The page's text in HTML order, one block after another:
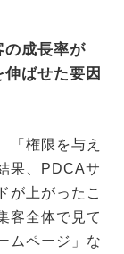
成長率が
ばせた要因
「権限を与え
果、PDCAサ
が上がったこ
客全体で見て
ムページ」な